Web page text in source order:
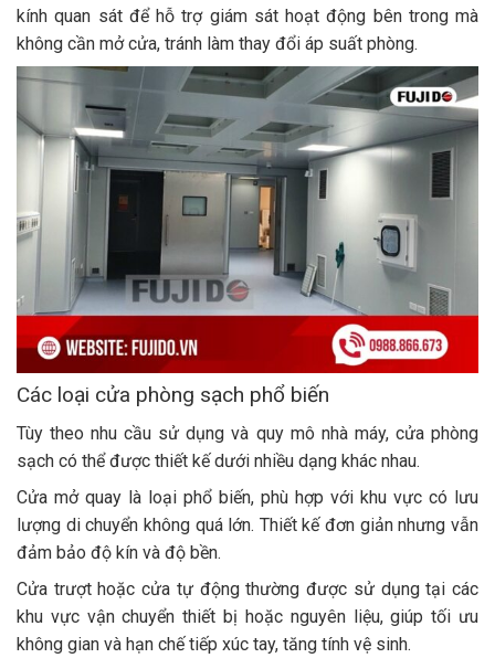
kính quan sát để hỗ trợ giám sát hoạt động bên trong mà
không cần mở cửa, tránh làm thay đổi áp suất phòng.
Các loại cửa phòng sạch phổ biến
Tùy theo nhu cầu sử dụng và quy mô nhà máy, cửa phòng
sạch có thể được thiết kế dưới nhiều dạng khác nhau.
Cửa mở quay là loại phổ biến, phù hợp với khu vực có lưu
lượng di chuyển không quá lớn. Thiết kế đơn giản nhưng vẫn
đảm bảo độ kín và độ bền.
Cửa trượt hoặc cửa tự động thường được sử dụng tại các
khu vực vận chuyển thiết bị hoặc nguyên liệu, giúp tối ưu
không gian và hạn chế tiếp xúc tay, tăng tính vệ sinh.